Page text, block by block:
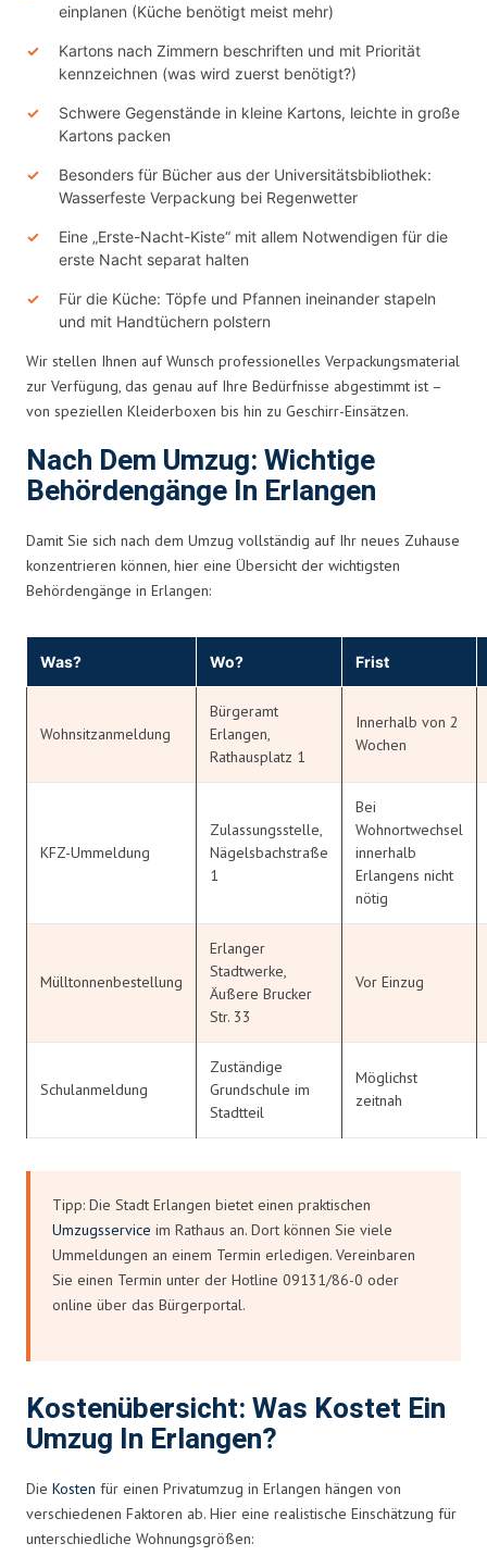
einplanen (Küche benötigt meist mehr)
Kartons nach Zimmern beschriften und mit Priorität
kennzeichnen (was wird zuerst benötigt?)
Schwere Gegenstände in kleine Kartons, leichte in große
Kartons packen
Besonders für Bücher aus der Universitätsbibliothek:
Wasserfeste Verpackung bei Regenwetter
Eine „Erste-Nacht-Kiste“ mit allem Notwendigen für die
erste Nacht separat halten
Für die Küche: Töpfe und Pfannen ineinander stapeln
und mit Handtüchern polstern
Wir stellen Ihnen auf Wunsch professionelles Verpackungsmaterial
zur Verfügung, das genau auf Ihre Bedürfnisse abgestimmt ist –
von speziellen Kleiderboxen bis hin zu Geschirr-Einsätzen.
Nach Dem Umzug: Wichtige
Behördengänge In Erlangen
Damit Sie sich nach dem Umzug vollständig auf Ihr neues Zuhause
konzentrieren können, hier eine Übersicht der wichtigsten
Behördengänge in Erlangen:
Was? Wo? Frist
Wohnsitzanmeldung
Bürgeramt
Erlangen,
Rathausplatz 1
Innerhalb von 2
Wochen
KFZ-Ummeldung
Zulassungsstelle,
Nägelsbachstraße
1
Bei
Wohnortwechsel
innerhalb
Erlangens nicht
nötig
Mülltonnenbestellung
Erlanger
Stadtwerke,
Äußere Brucker
Str. 33
Vor Einzug
Schulanmeldung
Zuständige
Grundschule im
Stadtteil
Möglichst
zeitnah
Tipp: Die Stadt Erlangen bietet einen praktischen
Umzugsservice im Rathaus an. Dort können Sie viele
Ummeldungen an einem Termin erledigen. Vereinbaren
Sie einen Termin unter der Hotline 09131/86-0 oder
online über das Bürgerportal.
Kostenübersicht: Was Kostet Ein
Umzug In Erlangen?
Die Kosten für einen Privatumzug in Erlangen hängen von
verschiedenen Faktoren ab. Hier eine realistische Einschätzung für
unterschiedliche Wohnungsgrößen: